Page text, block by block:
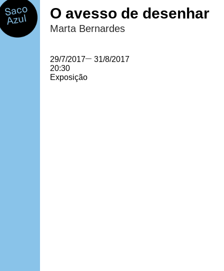
O avesso de desenhar
Marta Bernardes
29/7/2017— 31/8/2017
20:30
Exposição